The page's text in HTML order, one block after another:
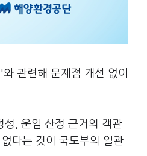
관련해 문제점 개선 없이
성, 운임 산정 근거의 객관
다는 것이 국토부의 일관